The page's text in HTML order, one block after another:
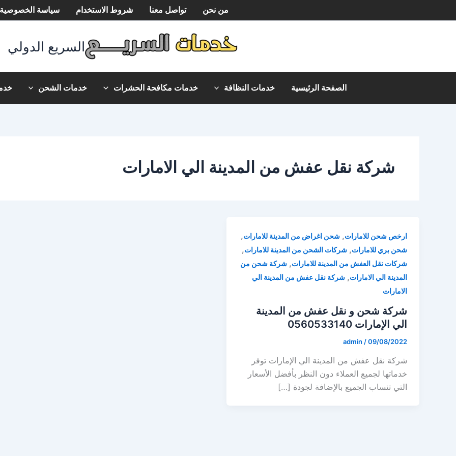
إلى
من نحن تواصل معنا شروط الاستخدام سياسة الخصوصية
السريع الدولي
الصفحة الرئيسية خدمات النظافة خدمات مكافحة الحشرات خدمات الشحن
شركة نقل عفش من المدينة الي الامارات
ارخص شحن للامارات, شحن اغراض من المدينة للامارات,
شحن بري للامارات, شركات الشحن من المدينة للامارات,
شركات نقل العفش من المدينة للامارات, شركة شحن من
المدينة الي الامارات, شركة نقل عفش من المدينة الي
الامارات
شركة شحن و نقل عفش من المدينة
الي الإمارات 0560533140
admin /09/08/2022
شركة نقل عفش من المدينة الي الإمارات توفر
خدماتها لجميع العملاء دون النظر بأفضل الأسعار
التي تنساب الجميع بالإضافة لجودة […]